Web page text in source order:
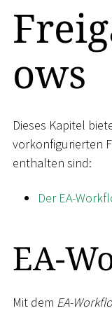
ows
Dieses Kapitel
vorkonfigurierten
enthalten sind:
Der EA-
EA-
Mit dem EA-